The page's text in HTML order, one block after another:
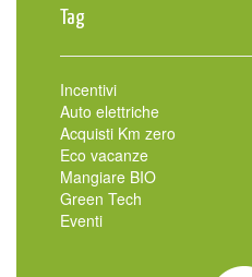
Tag
Incentivi
Auto elettriche
Acquisti Km zero
Eco vacanze
Mangiare BIO
Green Tech
Eventi